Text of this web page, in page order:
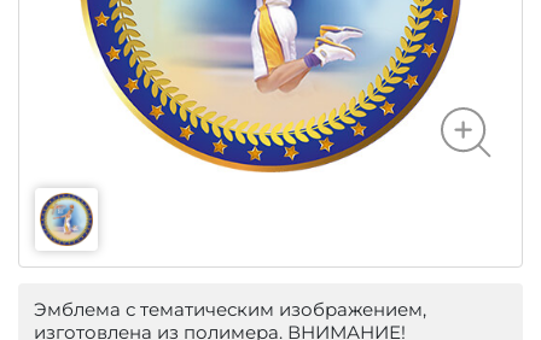
Эмблема с тематическим изображением,
изготовлена из полимера. ВНИМАНИЕ!